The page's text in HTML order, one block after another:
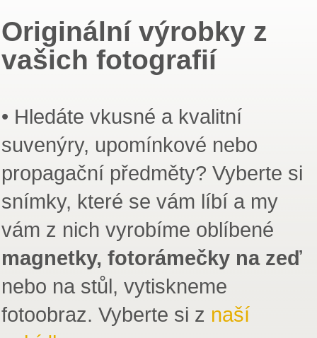
Originální výrobky z
vašich fotografií
• Hledáte vkusné a kvalitní
suvenýry, upomínkové nebo
propagační předměty? Vyberte si
snímky, které se vám líbí a my
vám z nich vyrobíme oblíbené
magnetky, fotorámečky na zeď
nebo na stůl, vytiskneme
fotoobraz. Vyberte si z naší